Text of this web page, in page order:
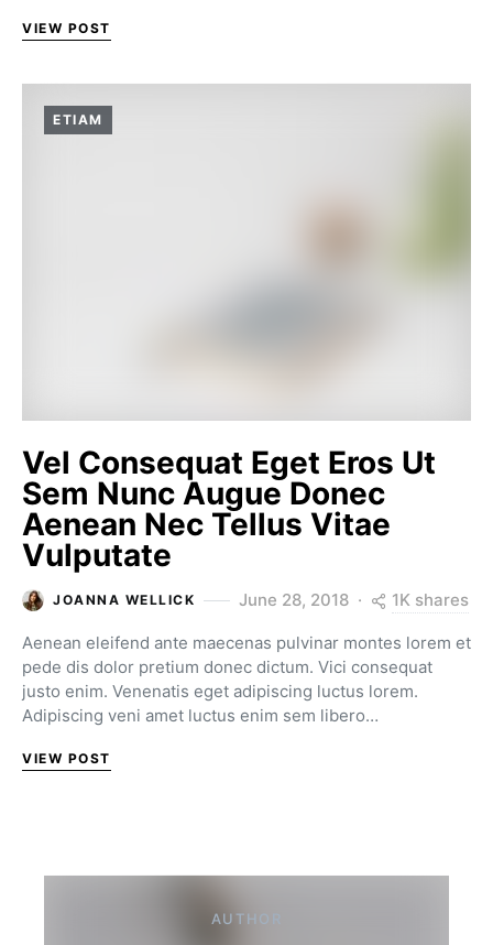
VIEW POST
ETIAM
Vel Consequat Eget Eros Ut
Sem Nunc Augue Donec
Aenean Nec Tellus Vitae
Vulputate
JOANNA WELLICK June 28, 2018 1K shares
Aenean eleifend ante maecenas pulvinar montes lorem et
pede dis dolor pretium donec dictum. Vici consequat
justo enim. Venenatis eget adipiscing luctus lorem.
Adipiscing veni amet luctus enim sem libero…
VIEW POST
AUTHOR